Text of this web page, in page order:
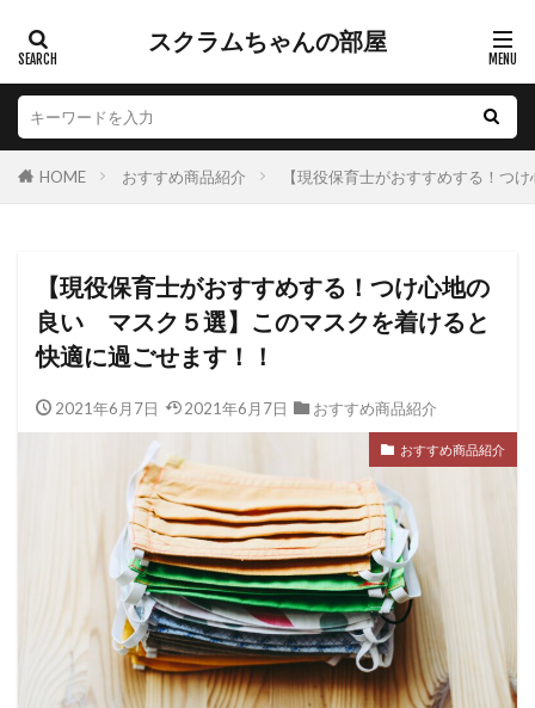
スクラムちゃんの部屋
HOME おすすめ商品紹介 【現役保育士がおすすめする！つ
【現役保育士がおすすめする！つけ心地の
良い マスク５選】このマスクを着けると
快適に過ごせます！！
2021年6月7日 2021年6月7日 おすすめ商品紹介
おすすめ商品紹介